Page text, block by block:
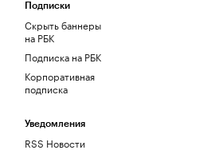
Подписки
Скрыть баннеры
на РБК
Подписка на РБК
Корпоративная
подписка
Уведомления
RSS Новости